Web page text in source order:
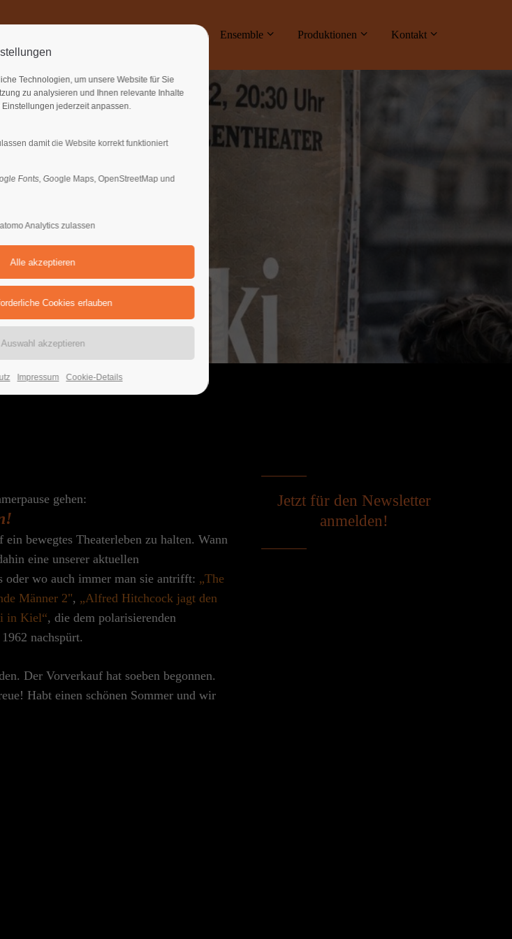
Cybersteel Inc.
376-293 City Road, Suite 600
San Francisco, CA 94102
Have any questions?
About us
adipiscing elit.
Aenean commodo ligula eget dolor. Aenean
massa. Cum sociis natoque penatibus et
magnis dis parturient montes, nascetur
Termine Ensemble Produktionen Kontakt
gehen:
bewegtes Theaterleben zu halten. Wann
eine unserer aktuellen
wo auch immer man sie antrifft: „The
Männer 2", „Alfred Hitchcock jagt den
in Kiel“, die dem polarisierenden
nachspürt.
Der Vorverkauf hat soeben begonnen.
Habt einen schönen Sommer und wir
Jetzt für den Newsletter
anmelden!
Technologien, um unsere Website für Sie
zu analysieren und Ihnen relevante Inhalte
jederzeit anpassen.
damit die Website korrekt funktioniert
Fonts, Google Maps, OpenStreetMap und
Analytics zulassen
Impressum Cookie-Details